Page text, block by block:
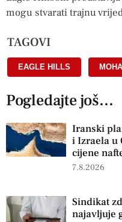
mogu stvarati trajnu
TAGOVI
EAGLE HILLS
Pogledajte još...
Iranski
i Izraela u
cijene
7.8.2026
Sindikat
najavljuje